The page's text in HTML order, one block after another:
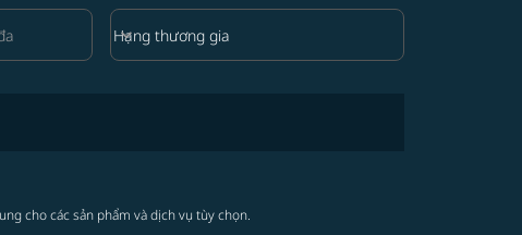
Hạng Bay option Hạng thương gia Selected
Hạng thương gia
keyboard_arrow_down
cho các sản phẩm và dịch vụ tùy chọn.